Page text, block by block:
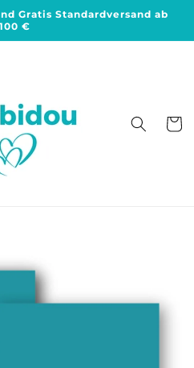
Gratis Standardversand ab
100 €